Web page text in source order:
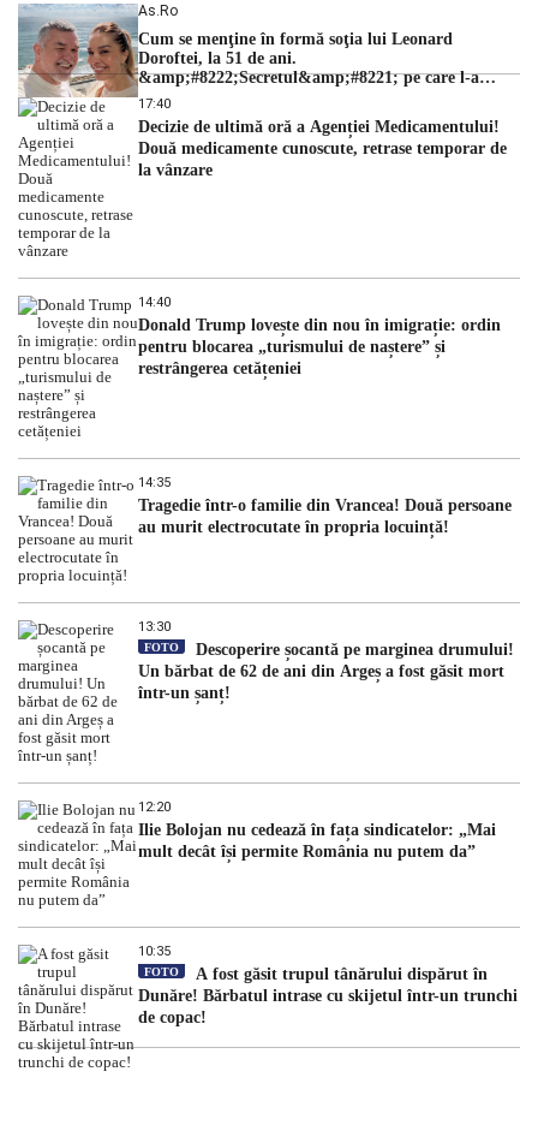
As.ro
Cum se menţine în formă soţia lui Leonard
Doroftei, la 51 de ani.
&amp;#8222;Secretul&amp;#8221; pe care l-a
dezvăluit
17:40
Decizie de ultimă oră a Agenției Medicamentului!
Două medicamente cunoscute, retrase temporar de
la vânzare
14:40
Donald Trump lovește din nou în imigrație: ordin
pentru blocarea „turismului de naștere” și
restrângerea cetățeniei
14:35
Tragedie într-o familie din Vrancea! Două persoane
au murit electrocutate în propria locuință!
13:30
FOTO
Descoperire șocantă pe marginea drumului!
Un bărbat de 62 de ani din Argeș a fost găsit mort
într-un șanț!
12:20
Ilie Bolojan nu cedează în fața sindicatelor: „Mai
mult decât își permite România nu putem da”
10:35
FOTO
A fost găsit trupul tânărului dispărut în
Dunăre! Bărbatul intrase cu skijetul într-un trunchi
de copac!